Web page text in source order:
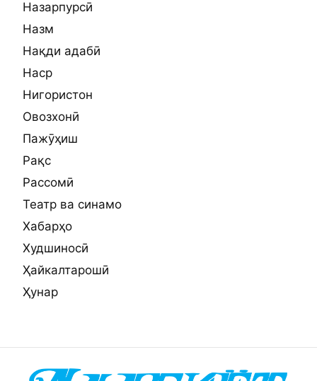
Назарпурсӣ
Назм
Нақди адабӣ
Наср
Нигористон
Овозхонӣ
Пажӯҳиш
Рақс
Рассомӣ
Театр ва синамо
Хабарҳо
Худшиносӣ
Ҳайкалтарошӣ
Ҳунар